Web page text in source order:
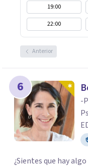
19:00
22:00
Anterior
6
-
¿Sientes que hay